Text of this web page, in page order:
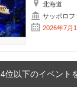
北海道
サッポロフ
2026年7月
4位以下のイベント